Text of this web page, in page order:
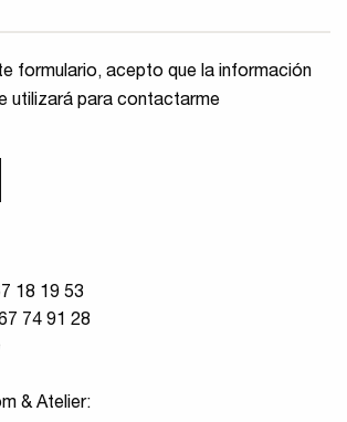
*
formulario, acepto que la información
utilizará para contactarme
18 19 53
74 91 28
& Atelier: